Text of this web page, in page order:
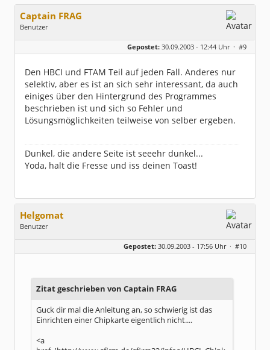
Captain FRAG
Benutzer
Geschlecht:
keine Angabe
Beiträge:
5096
Gepostet: 30.09.2003 - 12:44 Uhr · #9
Den HBCI und FTAM Teil auf jeden Fall. Anderes nur
selektiv, aber es ist an sich sehr interessant, da auch
einiges über den Hintergrund des Programmes
beschrieben ist und sich so Fehler und
Lösungsmöglichkeiten teilweise von selber ergeben.
Dunkel, die andere Seite ist seeehr dunkel...
Yoda, halt die Fresse und iss deinen Toast!
Helgomat
Benutzer
Dabei seit:
06 / 2003
Gepostet: 30.09.2003 - 17:56 Uhr · #10
Zitat geschrieben von Captain FRAG
Guck dir mal die Anleitung an, so schwierig ist das
Einrichten einer Chipkarte eigentlich nicht....
<a